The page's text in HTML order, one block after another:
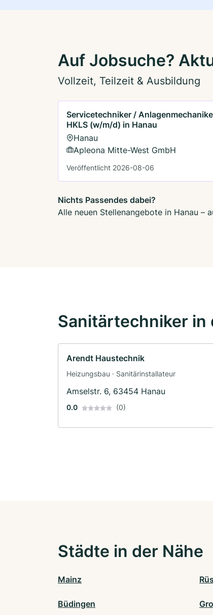
Auf Jobsuche?
Vollzeit, Teilzeit & Ausbildung
Servicetechniker /
HKLS (w/m/d) in Hanau
Hanau
Apleona Mitte-West GmbH
Veröffentlicht 2026-08-06
Nichts Passendes dabei?
Alle neuen Stellenangebote in Hanau –
Sanitärtechniker in
Arendt Haustechnik
Heizungsbau · Sanitärinstallateur
Amselstr. 6, 63454 Hanau
0.0 (0)
Städte in der Nähe
Mainz
Büdingen